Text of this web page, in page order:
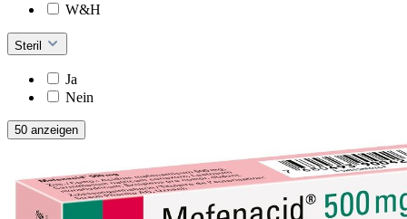
W&H
Steril
Ja
Nein
50 anzeigen